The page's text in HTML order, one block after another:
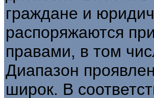
граждане и
распоряжаются
правами, в том
Диапазон
широк. В